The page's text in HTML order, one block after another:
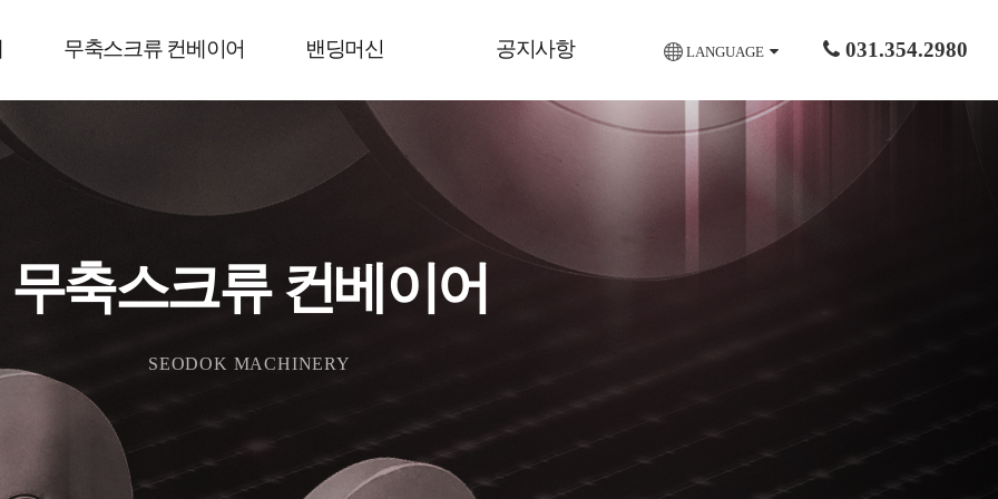
LANGUAGE 031.354.2980
무축스크류 컨베이어 밴딩머신 공지사항
SEODOK MACHINERY